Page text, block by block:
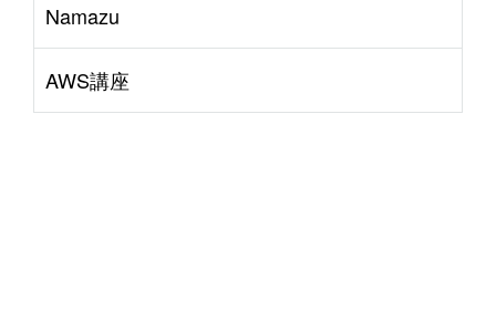
Namazu
AWS講座